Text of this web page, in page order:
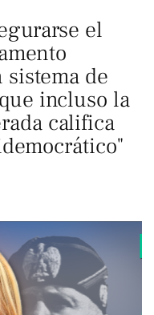
el
de
incluso la
califica